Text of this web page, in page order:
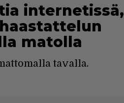
internetissä,
matolla
tavalla.